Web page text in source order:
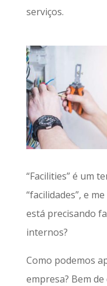
serviços.
“Facilities” é um
“facilidades”, e
está precisando
internos?
Como podemos
empresa? Bem